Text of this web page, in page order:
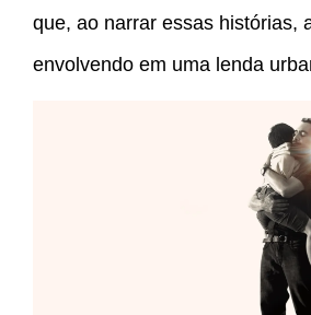
que, ao narrar essas histórias,
envolvendo em uma lenda